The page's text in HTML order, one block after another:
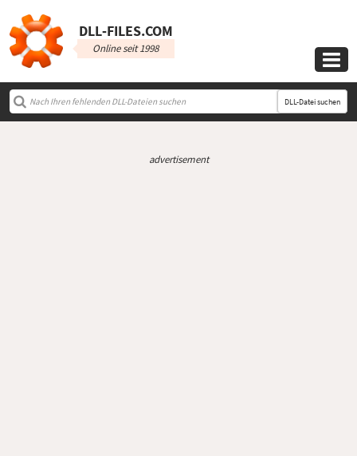
DLL‑FILES.COM
Online seit 1998

DLL-Datei suchen
advertisement